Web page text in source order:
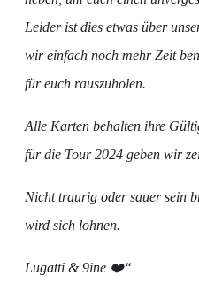
Leider ist dies etwas über
wir einfach noch mehr Zeit
für euch rauszuholen.
Alle Karten behalten ihre
für die Tour 2024 geben wir
Nicht traurig oder sauer sein
wird sich lohnen.
Lugatti & 9ine ❤️“